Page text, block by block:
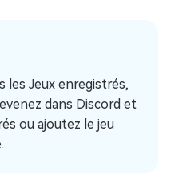
les Jeux enregistrés,
dans Discord et
ou ajoutez le jeu